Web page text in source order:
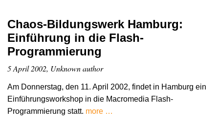
Chaos-Bildungswerk Hamburg:
Einführung in die Flash-
Programmierung
5 April 2002, Unknown author
Am Donnerstag, den 11. April 2002, findet in Hamburg ein
Einführungsworkshop in die Macromedia Flash-
Programmierung statt. more …